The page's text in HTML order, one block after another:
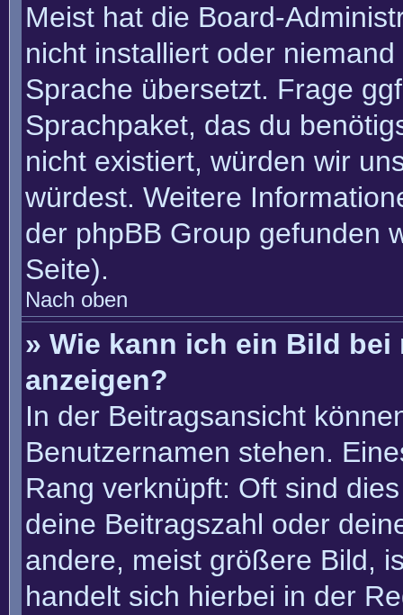
Meist hat die Board-
nicht installiert oder
Sprache übersetzt. Frage
Sprachpaket, das du
nicht existiert, würden wir
würdest. Weitere
der phpBB Group gefunden
Seite).
Nach oben
» Wie kann ich ein Bild bei
anzeigen?
In der Beitragsansicht
Benutzernamen stehen.
Rang verknüpft: Oft sind
deine Beitragszahl oder
andere, meist größere Bild,
handelt sich hierbei in der